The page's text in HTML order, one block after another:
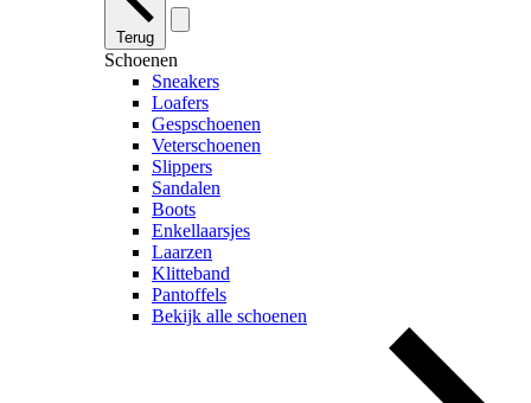
Terug
Schoenen
Sneakers
Loafers
Gespschoenen
Veterschoenen
Slippers
Sandalen
Boots
Enkellaarsjes
Laarzen
Klitteband
Pantoffels
Bekijk alle schoenen